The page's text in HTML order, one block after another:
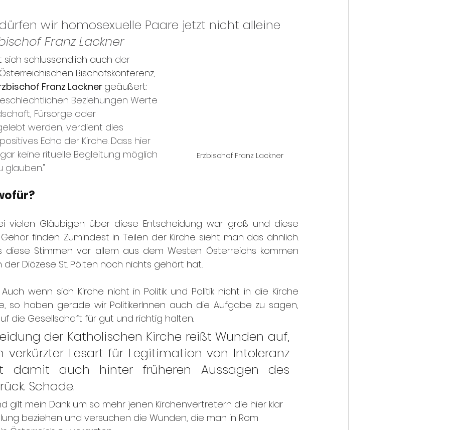
wir homosexuelle Paare jetzt nicht alleine
Franz Lackner
Erzbischof Franz Lackner
sich schlussendlich auch der
Bischofskonferenz,
Franz Lackner geäußert:
Beziehungen Werte
Fürsorge oder
werden, verdient dies
Echo der Kirche. Dass hier
keine rituelle Begleitung möglich
glauben."
vielen Gläubigen über diese Entscheidung war groß und diese
finden. Zumindest in Teilen der Kirche sieht man das ähnlich.
diese Stimmen vor allem aus dem Westen Österreichs kommen
Diözese St. Pölten noch nichts gehört hat..
wenn sich Kirche nicht in Politik und Politik nicht in die Kirche
so haben gerade wir PolitikerInnen auch die Aufgabe zu sagen,
die Gesellschaft für gut und richtig halten.
der Katholischen Kirche reißt Wunden auf,
verkürzter Lesart für Legitimation von Intoleranz
damit auch hinter früheren Aussagen des
Schade.
gilt mein Dank um so mehr jenen Kirchenvertretern die hier klar
beziehen und versuchen die Wunden, die man in Rom